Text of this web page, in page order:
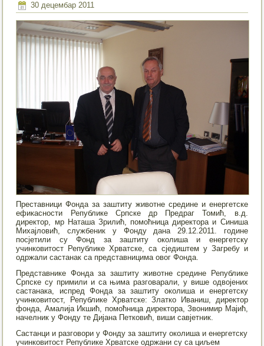
30 децембар 2011
Преставници Фонда за заштиту животне средине и енергетске
ефикасности Републике Српске др Предраг Томић, в.д.
директор, мр Наташа Зрилић, помоћница директора и Синиша
Михајловић, службеник у Фонду дана 29.12.2011. године
посјетили су Фонд за заштиту околиша и енергетску
учинковитост Републике Хрватске, са сједиштем у Загребу и
одржали састанак са представницима овог Фонда.
Представнике Фонда за заштиту животне средине Републике
Српске су примили и са њима разговарали, у више одвојених
састанака, испред Фонда за заштиту околиша и енергетску
учинковитост, Републике Хрватске: Златко Иваниш, директор
фонда, Амалија Икшић, помоћница директора, Звонимир Мајић,
начелник у Фонду те Дијана Петковић, виши савјетник.
Састанци и разговори у Фонду за заштиту околиша и енергетску
учинковитост Републике Хрватске одржани су са циљем